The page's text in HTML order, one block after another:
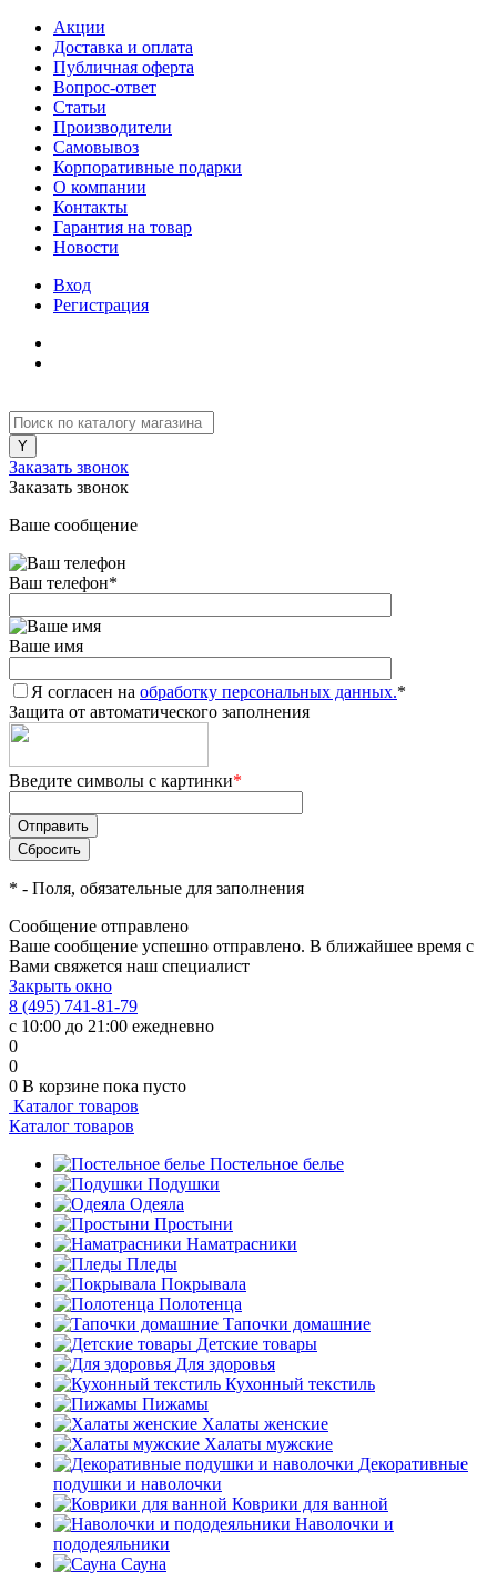
Акции
Доставка и оплата
Публичная оферта
Вопрос-ответ
Статьи
Производители
Самовывоз
Корпоративные подарки
О компании
Контакты
Гарантия на товар
Новости
Вход
Регистрация
Заказать звонок
Заказать звонок
Ваше сообщение
Ваш телефон*
Ваше имя
Я согласен на обработку персональных данных.*
Защита от автоматического заполнения
Введите символы с картинки*
* - Поля, обязательные для заполнения
Сообщение отправлено
Ваше сообщение успешно отправлено. В ближайшее время с
Вами свяжется наш специалист
Закрыть окно
8 (495) 741-81-79
с 10:00 до 21:00 ежедневно
0
0
0 В корзине пока пусто
Каталог товаров
Каталог товаров
Постельное белье
Подушки
Одеяла
Простыни
Наматрасники
Пледы
Покрывала
Полотенца
Тапочки домашние
Детские товары
Для здоровья
Кухонный текстиль
Пижамы
Халаты женские
Халаты мужские
Декоративные
подушки и наволочки
Коврики для ванной
Наволочки и
пододеяльники
Сауна